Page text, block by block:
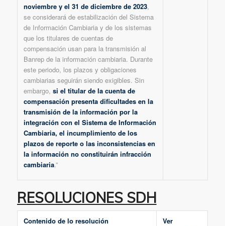
noviembre y el 31 de diciembre de 2023,
se considerará de estabilización del Sistema
de Información Cambiaria y de los sistemas
que los titulares de cuentas de
compensación usan para la transmisión al
Banrep de la información cambiaria. Durante
este periodo, los plazos y obligaciones
cambiarias seguirán siendo exigibles. Sin
embargo, si el titular de la cuenta de
compensación presenta dificultades en la
transmisión de la información por la
integración con el Sistema de Información
Cambiaria, el incumplimiento de los
plazos de reporte o las inconsistencias en
la información no constituirán infracción
cambiaria.”
RESOLUCIONES SDH
Contenido de lo resolución
Ver